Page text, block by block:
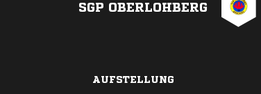
SGP OBERLOHBERG
AUFSTELLUNG